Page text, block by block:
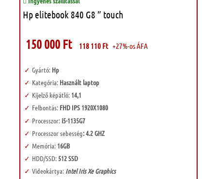
Hp elitebook 840 G8 ” touch
150 000 Ft 118 110 Ft +27%-os ÁFA
Gyártó: Hp
Kategória: Használt laptop
Kijelző képátló: 14,1
Felbontás: FHD IPS 1920X1080
Processzor:i5-1135G7
Processzor sebesség: 4.2 GHZ
Memória:16GB
HDD/SSD:512 SSD
Videokártya: Intel Iris Xe Graphics